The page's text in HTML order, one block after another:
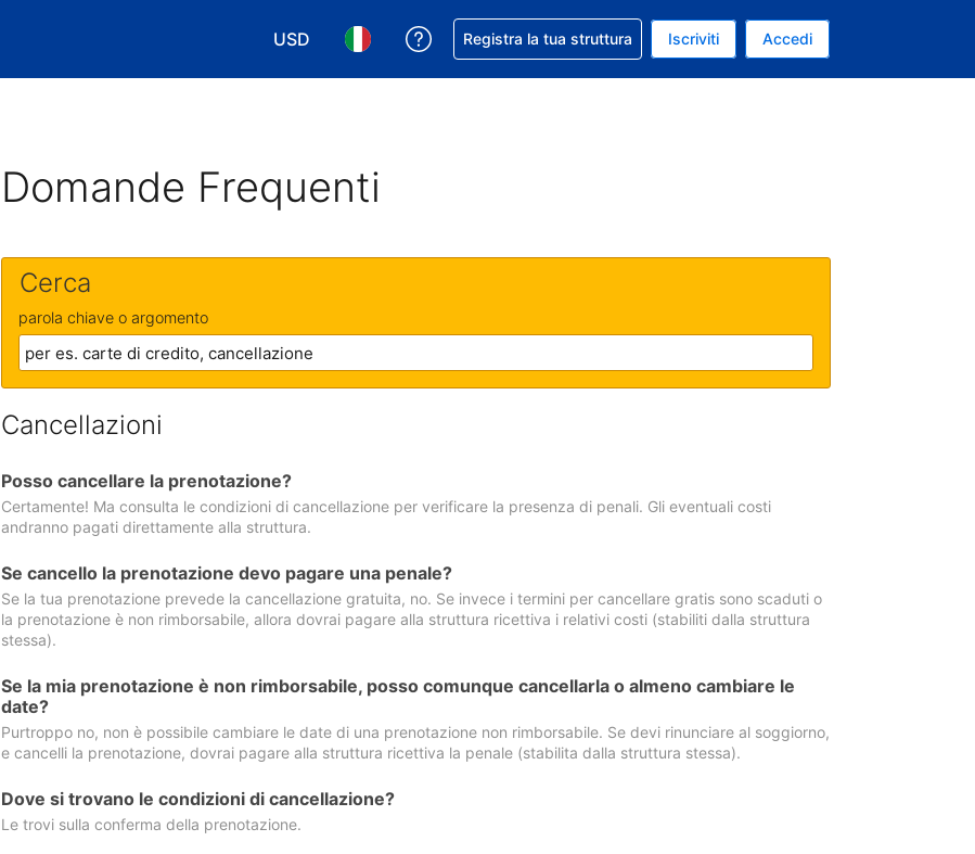
USD
Scegli la tua valuta. Valuta attuale: Dollaro statunitense
Scegli la tua lingua. Lingua attuale: Italiano
Ricevi aiuto con la prenotazione
Registra la tua struttura Iscriviti Accedi
Domande Frequenti
Cerca
parola chiave o argomento
Cancellazioni
Posso cancellare la prenotazione?
Certamente! Ma consulta le condizioni di cancellazione per verificare la presenza di penali. Gli eventuali costi
andranno pagati direttamente alla struttura.
Se cancello la prenotazione devo pagare una penale?
Se la tua prenotazione prevede la cancellazione gratuita, no. Se invece i termini per cancellare gratis sono scaduti o
la prenotazione è non rimborsabile, allora dovrai pagare alla struttura ricettiva i relativi costi (stabiliti dalla struttura
stessa).
Se la mia prenotazione è non rimborsabile, posso comunque cancellarla o almeno cambiare le
date?
Purtroppo no, non è possibile cambiare le date di una prenotazione non rimborsabile. Se devi rinunciare al soggiorno,
e cancelli la prenotazione, dovrai pagare alla struttura ricettiva la penale (stabilita dalla struttura stessa).
Dove si trovano le condizioni di cancellazione?
Le trovi sulla conferma della prenotazione.